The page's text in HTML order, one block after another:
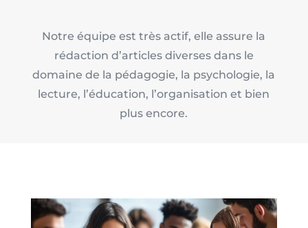
Notre équipe est très actif, elle assure la
rédaction d’articles diverses dans le
domaine de la pédagogie, la psychologie, la
lecture, l’éducation, l’organisation et bien
plus encore.